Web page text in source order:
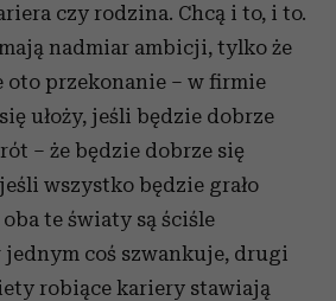
czy rodzina. Chcą i to, i to.
nadmiar ambicji, tylko że
przekonanie – w firmie
ułoży, jeśli będzie dobrze
– że będzie dobrze się
wszystko będzie grało
te światy są ściśle
jednym coś szwankuje, drugi
robiące kariery stawiają